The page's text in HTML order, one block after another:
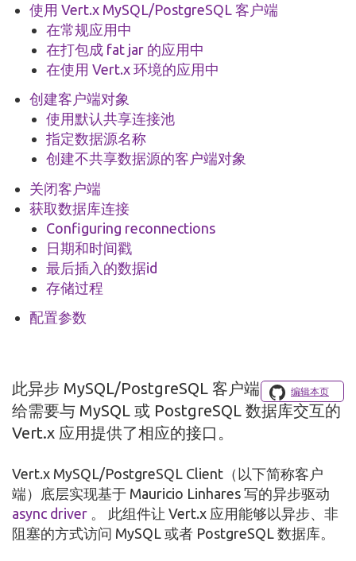
使用 Vert.x MySQL/PostgreSQL 客户端
在常规应用中
在打包成 fat jar 的应用中
在使用 Vert.x 环境的应用中
创建客户端对象
使用默认共享连接池
指定数据源名称
创建不共享数据源的客户端对象
关闭客户端
获取数据库连接
Configuring reconnections
日期和时间戳
最后插入的数据id
存储过程
配置参数
编辑本页
此异步 MySQL/PostgreSQL 客户端
给需要与 MySQL 或 PostgreSQL 数据库交互的
Vert.x 应用提供了相应的接口。
Vert.x MySQL/PostgreSQL Client（以下简称客户
端）底层实现基于 Mauricio Linhares 写的异步驱动
async driver 。 此组件让 Vert.x 应用能够以异步、非
阻塞的方式访问 MySQL 或者 PostgreSQL 数据库。